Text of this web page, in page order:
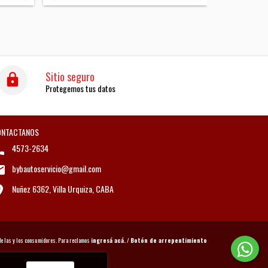
Sitio seguro
Protegemos tus datos
4573-2634
bybautoservicio@gmail.com
Nuñez 6362, Villa Urquiza, CABA
las y los consumidores. Para reclamos ingresá acá. / Botón de arrepentimiento